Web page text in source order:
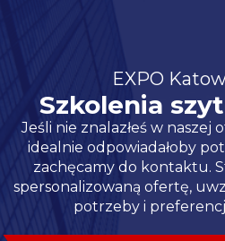
EXPO
Szkolenia
Jeśli nie znalazłeś w naszej
idealnie odpowiadałoby
zachęcamy do kontaktu.
spersonalizowaną ofertę,
potrzeby i